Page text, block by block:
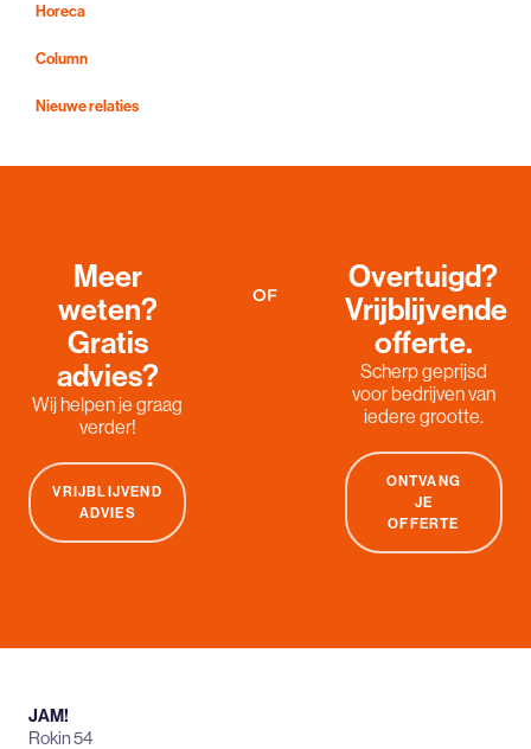
Horeca
Column
Nieuwe relaties
Meer
weten?
Gratis
advies?
Wij helpen je graag
verder!
VRIJBLIJVEND
ADVIES
OF
Overtuigd?
Vrijblijvende
offerte.
Scherp geprijsd
voor bedrijven van
iedere grootte.
ONTVANG
JE
OFFERTE
JAM!
Rokin 54